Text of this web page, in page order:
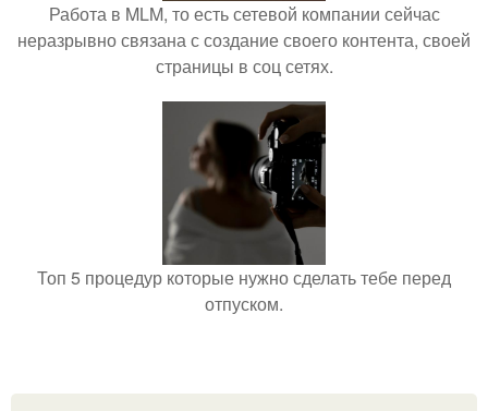
Работа в MLM, то есть сетевой компании сейчас
неразрывно связана с создание своего контента, своей
страницы в соц сетях.
Топ 5 процедур которые нужно сделать тебе перед
отпуском.